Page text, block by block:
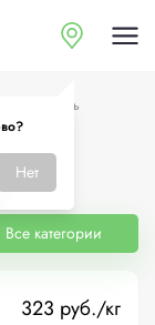
Нет
на латунь
Все категории
323 руб./кг